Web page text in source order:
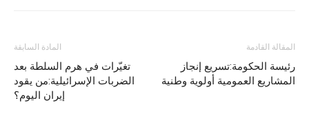
المادة السابقة
تغيّرات في هرم السلطة بعد
الضربات الإسرائيلية:من يقود
إيران اليوم؟
المقالة القادمة
رئيسة الحكومة:تسريع إنجاز
المشاريع العمومية أولوية وطنية